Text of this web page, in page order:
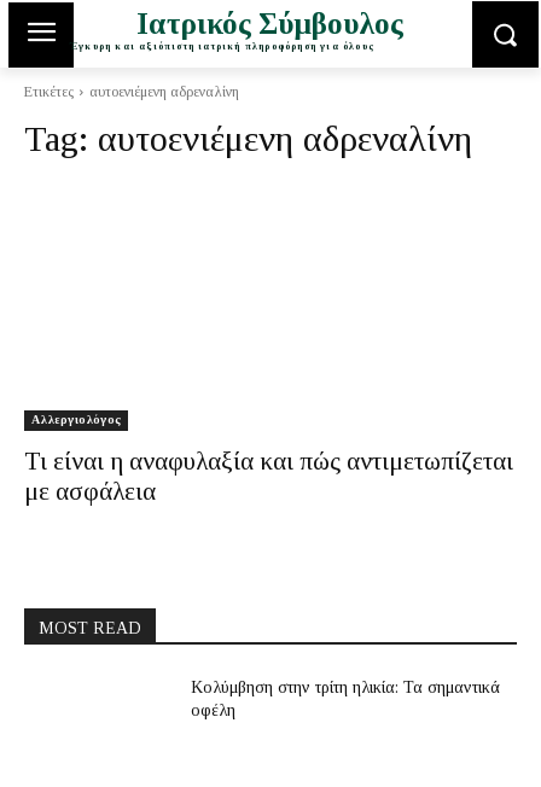
Ιατρικός Σύμβουλος
Έγκυρη και αξιόπιστη ιατρική πληροφόρηση για όλους
Ετικέτες αυτοενιέμενη αδρεναλίνη
Tag: αυτοενιέμενη αδρεναλίνη
Αλλεργιολόγος
Τι είναι η αναφυλαξία και πώς αντιμετωπίζεται
με ασφάλεια
MOST READ
Κολύμβηση στην τρίτη ηλικία: Τα σημαντικά
οφέλη